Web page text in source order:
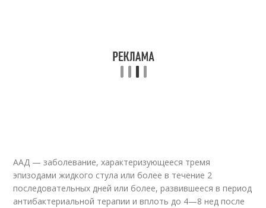
ААД — заболевание, характеризующееся тремя
эпизодами жидкого стула или более в течение 2
последовательных дней или более, развившееся в период
антибактериальной терапии и вплоть до 4—8 нед после